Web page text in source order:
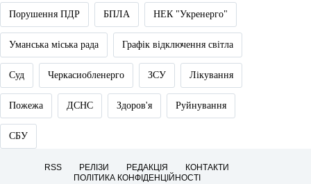
Порушення ПДР БПЛА НЕК "Укренерго"
Уманська міська рада Графік відключення світла
Суд Черкасиобленерго ЗСУ Лікування
Пожежа ДСНС Здоров'я Руйнування
СБУ
RSS РЕЛІЗИ РЕДАКЦІЯ
КОНТАКТИ
ПОЛІТИКА КОНФІДЕНЦІЙНОСТІ